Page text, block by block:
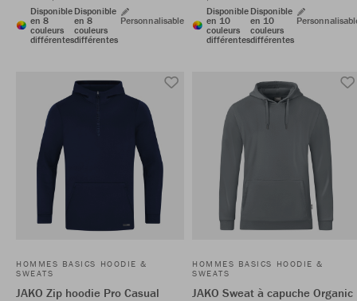
Disponible
en 8
couleurs
différentes
Disponible
en 8
couleurs
différentes
Personnalisable
Disponible
en 10
couleurs
différentes
Disponible
en 10
couleurs
différentes
HOMMES BASICS HOODIE &
SWEATS
JAKO Zip hoodie Pro Casual
HOMMES BASICS HOODIE &
SWEATS
JAKO Sweat à capuche Organic